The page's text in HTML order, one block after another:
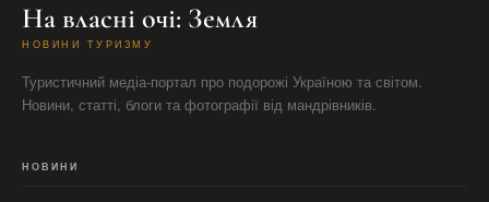
На власні очі: Земля
НОВИНИ ТУРИЗМУ
Туристичний медіа-портал про подорожі Україною та світом.
Новини, статті, блоги та фотографії від мандрівників.
НОВИНИ